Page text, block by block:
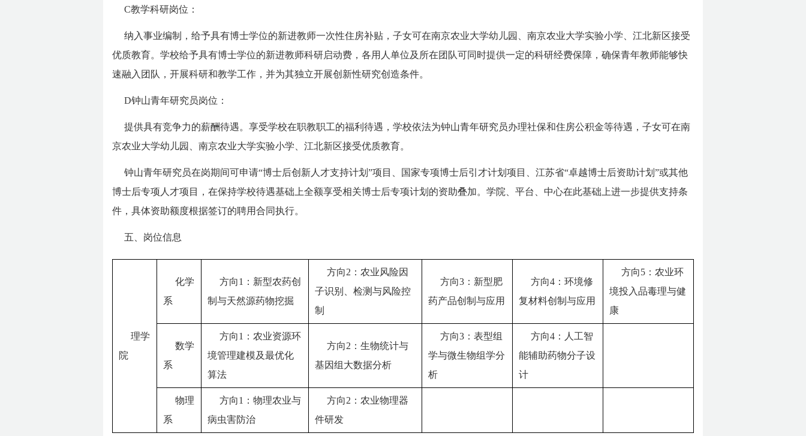
C教学科研岗位：
纳入事业编制，给予具有博士学位的新进教师一次性住房补贴，子女可在南京农业大学幼儿园、南京农业大学实验小学、江北新区接受
优质教育。学校给予具有博士学位的新进教师科研启动费，各用人单位及所在团队可同时提供一定的科研经费保障，确保青年教师能够快
速融入团队，开展科研和教学工作，并为其独立开展创新性研究创造条件。
D钟山青年研究员岗位：
提供具有竞争力的薪酬待遇。享受学校在职教职工的福利待遇，学校依法为钟山青年研究员办理社保和住房公积金等待遇，子女可在南
京农业大学幼儿园、南京农业大学实验小学、江北新区接受优质教育。
钟山青年研究员在岗期间可申请“博士后创新人才支持计划”项目、国家专项博士后引才计划项目、江苏省“卓越博士后资助计划”或其他
博士后专项人才项目，在保持学校待遇基础上全额享受相关博士后专项计划的资助叠加。学院、平台、中心在此基础上进一步提供支持条
件，具体资助额度根据签订的聘用合同执行。
五、岗位信息
理学
院
化学
系
方向1：新型农药创
制与天然源药物挖掘
方向2：农业风险因
子识别、检测与风险控
制
方向3：新型肥
药产品创制与应用
方向4：环境修
复材料创制与应用
方向5：农业环
境投入品毒理与健
康
数学
系
方向1：农业资源环
境管理建模及最优化
算法
方向2：生物统计与
基因组大数据分析
方向3：表型组
学与微生物组学分
析
方向4：人工智
能辅助药物分子设
计
物理
系
方向1：物理农业与
病虫害防治
方向2：农业物理器
件研发